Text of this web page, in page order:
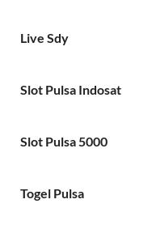
Live Sdy
Slot Pulsa Indosat
Slot Pulsa 5000
Togel Pulsa